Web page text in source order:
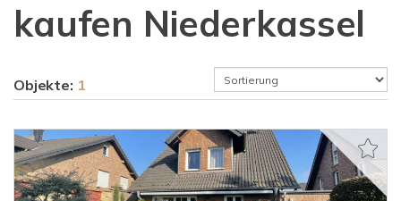
kaufen Niederkassel
Objekte: 1